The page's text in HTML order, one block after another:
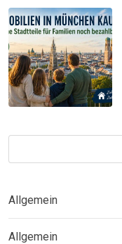
Allgemein
Allgemein